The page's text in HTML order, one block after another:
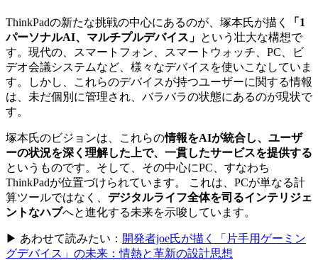
ThinkPadの新たな挑戦の中心にあるのが、塚本氏が描く
「1
パーソナルAI、マルチプルデバイス」 という壮大な構想で
す。現代の、スマートフォン、スマートウォッチ、PC、ビ
デオ会議システムなど、様々なデバイスを使いこなしていま
す。しかし、これらのデバイスが持つユーザーに関する情報
は、未だ個別に管理され、バラバラの状態にあるのが現状で
す。
塚本氏のビジョンは、これらの情報をAIが統合し、ユーザ
ーの状況を深く理解した上で、一貫したサービスを提供する
というものです。そして、その中心にPC、すなわち
ThinkPadが位置づけられています。 これは、PCが単なる計
算ツールではなく、 デジタルライフ全体を司るインテリジェ
ントなハブへと進化する未来を示唆しています。
▶ あわせて読みたい： 開発者joe氏が描く「片手用ゲーミン
グデバイス」の未来：情熱と革新の設計思想